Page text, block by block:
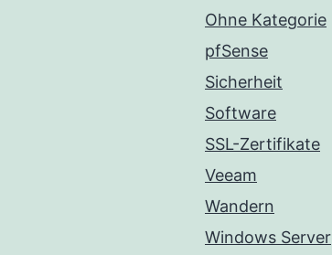
Ohne Kategorie
pfSense
Sicherheit
Software
SSL-Zertifikate
Veeam
Wandern
Windows Server